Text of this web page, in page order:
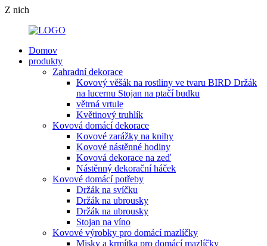
Z nich
Domov
produkty
Zahradní dekorace
Kovový věšák na rostliny ve tvaru BIRD Držák
na lucernu Stojan na ptačí budku
větrná vrtule
Květinový truhlík
Kovová domácí dekorace
Kovové zarážky na knihy
Kovové nástěnné hodiny
Kovová dekorace na zeď
Nástěnný dekorační háček
Kovové domácí potřeby
Držák na svíčku
Držák na ubrousky
Držák na ubrousky
Stojan na víno
Kovové výrobky pro domácí mazlíčky
Misky a krmítka pro domácí mazlíčky